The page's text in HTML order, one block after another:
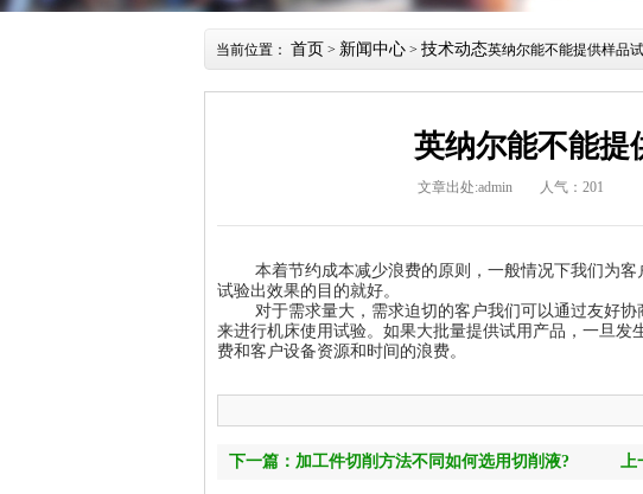
当前位置： 首页 > 新闻中心 > 技术动态英纳尔能不能提供样品
英纳尔能不能提
文章出处:admin 人气： 201
本着节约成本减少浪费的原则，一般情况下我们为客
试验出效果的目的就好。
对于需求量大，需求迫切的客户我们可以通过友好协
来进行机床使用试验。如果大批量提供试用产品，一旦
费和客户设备资源和时间的浪费。
上
下一篇：加工件切削方法不同如何选用切削液?